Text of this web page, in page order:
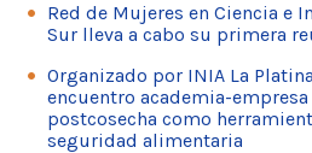
Red de Mujeres en Ciencia e
Sur lleva a cabo su primera
Organizado por INIA La
encuentro academia-empresa
postcosecha como
seguridad alimentaria